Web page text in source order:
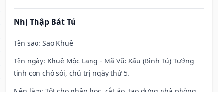
Nhị Thập Bát Tú
Tên sao: Sao Khuê
Tên ngày: Khuê Mộc Lang - Mã Vũ: Xấu (Bình Tú) Tướng
tinh con chó sói, chủ trị ngày thứ 5.